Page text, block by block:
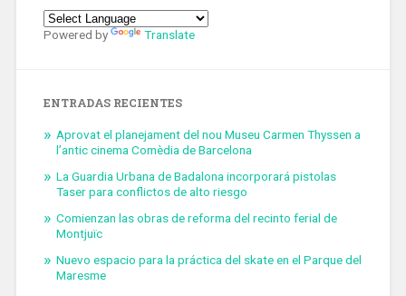
Powered by Translate
ENTRADAS RECIENTES
Aprovat el planejament del nou Museu Carmen Thyssen a
l’antic cinema Comèdia de Barcelona
La Guardia Urbana de Badalona incorporará pistolas
Taser para conflictos de alto riesgo
Comienzan las obras de reforma del recinto ferial de
Montjuïc
Nuevo espacio para la práctica del skate en el Parque del
Maresme